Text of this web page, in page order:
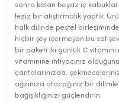
sonra kalan beyaz iç
leziz bir atıştırmalık yaptık.
halk dilinde pestel
hiçbir şey içermeyen bu saf
bir paketi iki günlük C vitamini
vitaminine ihtiyacınız
çantalarınızda,
ağzınıza atacağınız bir
bağışıklığınızı güçlendirin.